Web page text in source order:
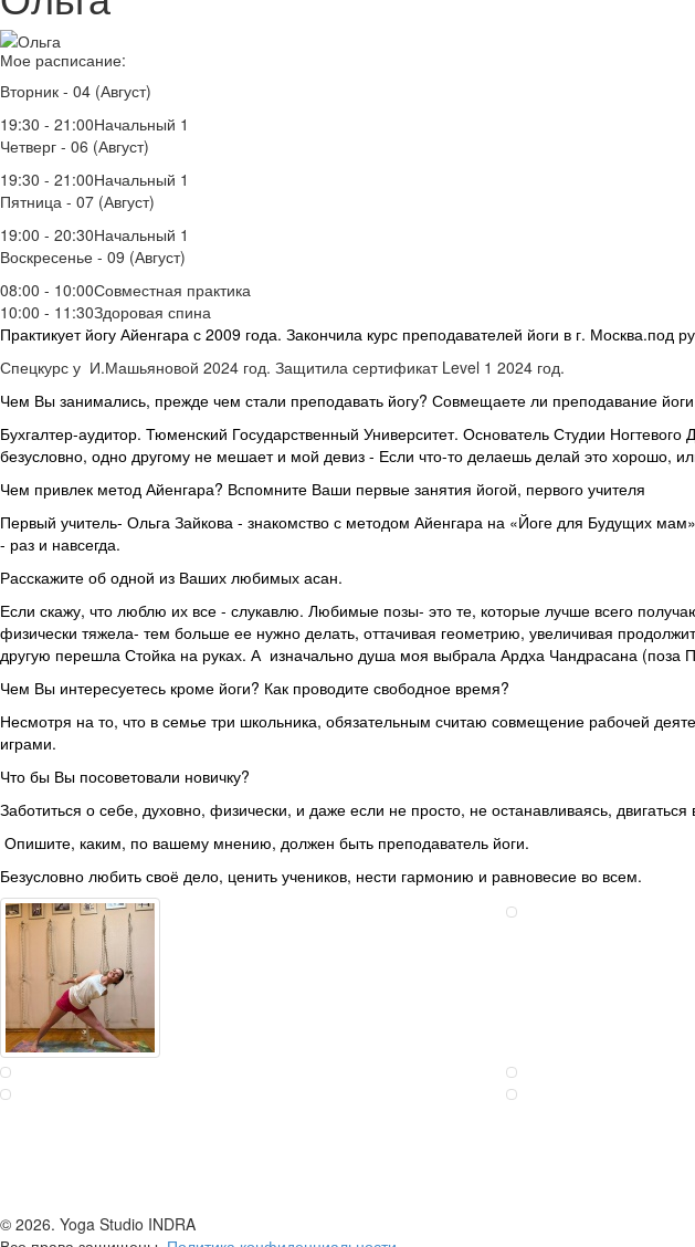
Мое расписание:
Вторник - 04 (Август)
19:30 - 21:00Начальный 1
Четверг - 06 (Август)
19:30 - 21:00Начальный 1
Пятница - 07 (Август)
19:00 - 20:30Начальный 1
Воскресенье - 09 (Август)
08:00 - 10:00Совместная практика
10:00 - 11:30Здоровая спина
Практикует йогу Айенгара с 2009 года. Закончила курс преподавателей йоги в г. Москва.под
Спецкурс у И.Машьяновой 2024 год. Защитила сертификат Level 1 2024 год.
Чем Вы занимались, прежде чем стали преподавать йогу? Совмещаете ли преподавание
Бухгалтер-аудитор. Тюменский Государственный Университет. Основатель Студии
безусловно, одно другому не мешает и мой девиз - Если что-то делаешь делай это хорошо,
Чем привлек метод Айенгара? Вспомните Ваши первые занятия йогой, первого учителя
Первый учитель- Ольга Зайкова - знакомство с методом Айенгара на «Йоге для Будущих
- раз и навсегда.
Расскажите об одной из Ваших любимых асан.
Если скажу, что люблю их все - слукавлю. Любимые позы- это те, которые лучше всего
физически тяжела- тем больше ее нужно делать, оттачивая геометрию, увеличивая
другую перешла Стойка на руках. А изначально душа моя выбрала Ардха Чандрасана (поза
Чем Вы интересуетесь кроме йоги? Как проводите свободное время?
Несмотря на то, что в семье три школьника, обязательным считаю совмещение рабочей
играми.
Что бы Вы посоветовали новичку?
Заботиться о себе, духовно, физически, и даже если не просто, не останавливаясь, двигаться
Опишите, каким, по вашему мнению, должен быть преподаватель йоги.
Безусловно любить своё дело, ценить учеников, нести гармонию и равновесие во всем.
© 2026. Yoga Studio INDRA